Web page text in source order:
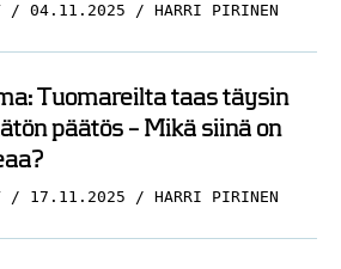
04.11.2025 HARRI PIRINEN
Tuomareilta taas täysin
päätös – Mikä siinä on
17.11.2025 HARRI PIRINEN